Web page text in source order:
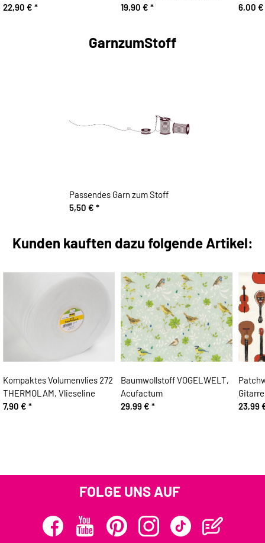
22,90 € *
19,90 € * 6,00 €
GarnzumStoff
Passendes Garn zum Stoff
5,50 € *
Kunden kauften dazu folgende Artikel:
Kompaktes Volumenvlies 272
THERMOLAM, Vlieseline
7,90 € *
Baumwollstoff VOGELWELT,
Acufactum
29,99 € *
23,99
FOLGE UNS AUF